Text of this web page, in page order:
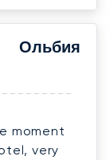
Ольбия
moment
very